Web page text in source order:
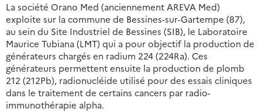
La société Orano Med (anciennement AREVA Med)
exploite sur la commune de Bessines-sur-Gartempe (87),
au sein du Site Industriel de Bessines (SIB), le Laboratoire
Maurice Tubiana (LMT) qui a pour objectif la production de
générateurs chargés en radium 224 (224Ra). Ces
générateurs permettent ensuite la production de plomb
212 (212Pb), radionucléide utilisé pour des essais cliniques
dans le traitement de certains cancers par radio-
immunothérapie alpha.